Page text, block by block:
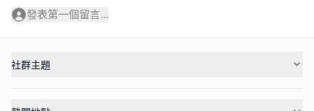
發表第一個留言...
社群主題